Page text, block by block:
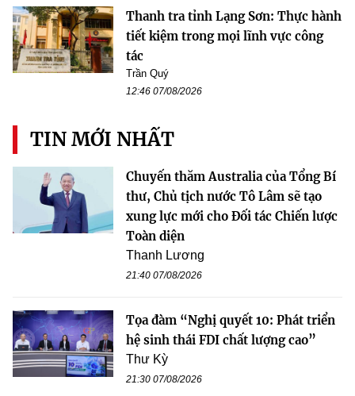
Thanh tra tỉnh Lạng Sơn: Thực hành
tiết kiệm trong mọi lĩnh vực công
tác
Trần Quý
12:46 07/08/2026
TIN MỚI NHẤT
Chuyến thăm Australia của Tổng Bí
thư, Chủ tịch nước Tô Lâm sẽ tạo
xung lực mới cho Đối tác Chiến lược
Toàn diện
Thanh Lương
21:40 07/08/2026
Tọa đàm “Nghị quyết 10: Phát triển
hệ sinh thái FDI chất lượng cao”
Thư Kỳ
21:30 07/08/2026